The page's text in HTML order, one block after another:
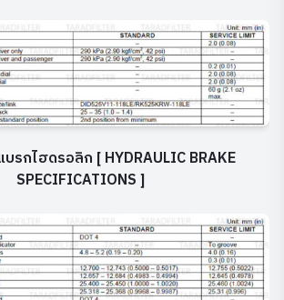
บรกไฮดรอลิก [ HYDRAULIC BRAKE
SPECIFICATIONS ]